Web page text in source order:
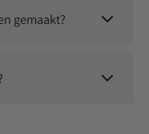
dag al in huis.*
gemaakt?
925 sterling zilver.